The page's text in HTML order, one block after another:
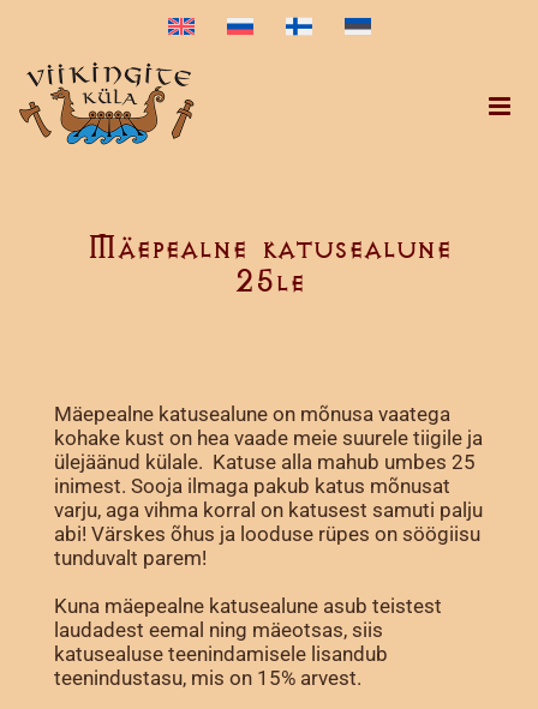
content
Mäepealne katusealune
25le
Mäepealne katusealune on mõnusa vaatega
kohake kust on hea vaade meie suurele tiigile ja
ülejäänud külale. Katuse alla mahub umbes 25
inimest. Sooja ilmaga pakub katus mõnusat
varju, aga vihma korral on katusest samuti palju
abi! Värskes õhus ja looduse rüpes on söögiisu
tunduvalt parem!
Kuna mäepealne katusealune asub teistest
laudadest eemal ning mäeotsas, siis
katusealuse teenindamisele lisandub
teenindustasu, mis on 15% arvest.